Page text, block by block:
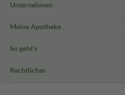
Unternehmen
Meine Apotheke
So geht's
Rechtliches